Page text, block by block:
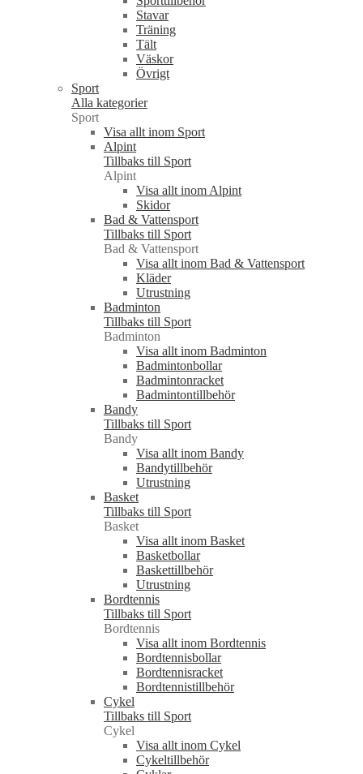
Stavar
Träning
Tält
Väskor
Övrigt
Sport
Alla kategorier
Sport
Visa allt inom Sport
Alpint
Tillbaks till Sport
Alpint
Visa allt inom Alpint
Skidor
Bad & Vattensport
Tillbaks till Sport
Bad & Vattensport
Visa allt inom Bad & Vattensport
Kläder
Utrustning
Badminton
Tillbaks till Sport
Badminton
Visa allt inom Badminton
Badmintonbollar
Badmintonracket
Badmintontillbehör
Bandy
Tillbaks till Sport
Bandy
Visa allt inom Bandy
Bandytillbehör
Utrustning
Basket
Tillbaks till Sport
Basket
Visa allt inom Basket
Basketbollar
Baskettillbehör
Utrustning
Bordtennis
Tillbaks till Sport
Bordtennis
Visa allt inom Bordtennis
Bordtennisbollar
Bordtennisracket
Bordtennistillbehör
Cykel
Tillbaks till Sport
Cykel
Visa allt inom Cykel
Cykeltillbehör